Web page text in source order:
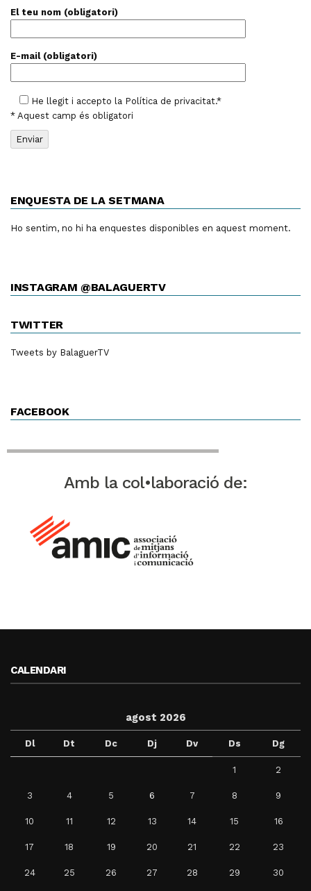
El teu nom (obligatori)
E-mail (obligatori)
He llegit i accepto la Política de privacitat.*
* Aquest camp és obligatori
ENQUESTA DE LA SETMANA
Ho sentim, no hi ha enquestes disponibles en aquest moment.
INSTAGRAM @BALAGUERTV
TWITTER
Tweets by BalaguerTV
FACEBOOK
Amb la col•laboració de:
CALENDARI
agost 2026
Dl Dt Dc Dj Dv Ds Dg
1 2
3 4 5 6 7 8 9
10 11 12 13 14 15 16
17 18 19 20 21 22 23
24 25 26 27 28 29 30